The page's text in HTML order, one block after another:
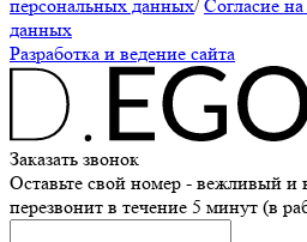
персональных данных/ Согласие
данных
Разработка и ведение сайта
Заказать звонок
Оставьте свой номер - вежливый
перезвонит в течение 5 минут (в